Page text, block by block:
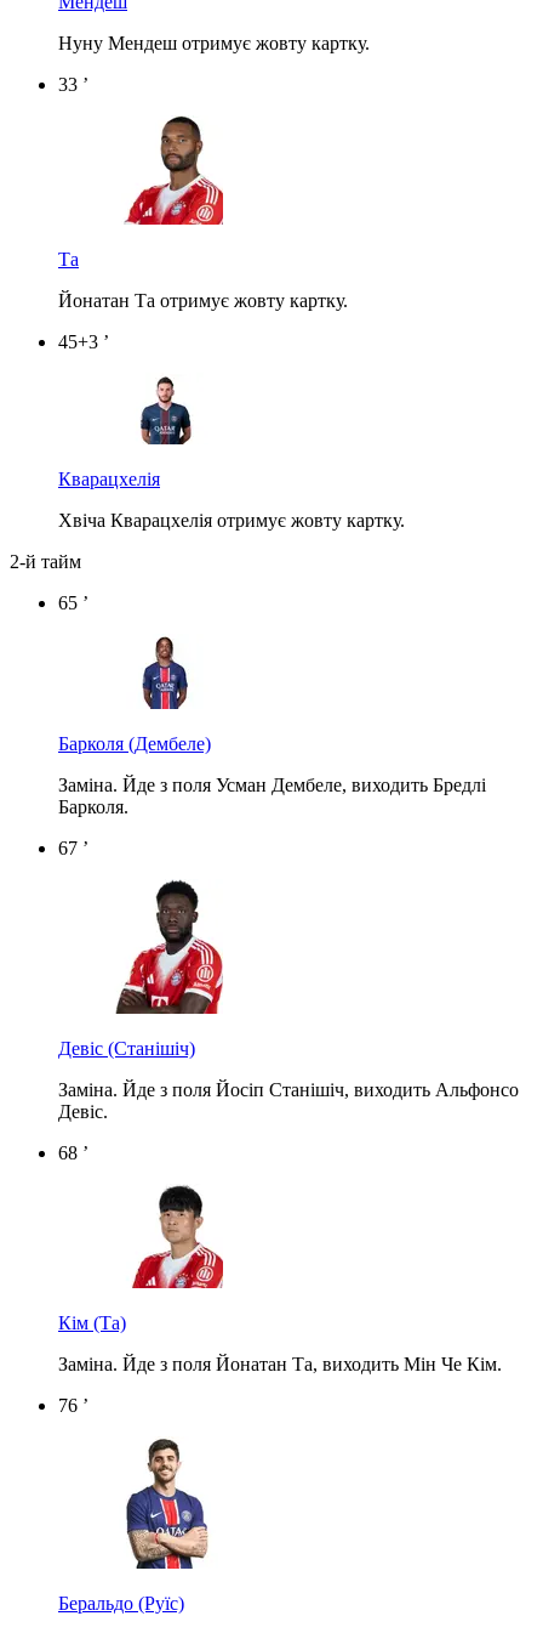
Нуну Мендеш отримує жовту картку.
33 ’
Та
Йонатан Та отримує жовту картку.
45+3 ’
Кварацхелія
Хвіча Кварацхелія отримує жовту картку.
2-й тайм
65 ’
Барколя (Дембеле)
Заміна. Йде з поля Усман Дембеле, виходить Бредлі
Барколя.
67 ’
Девіс (Станішіч)
Заміна. Йде з поля Йосіп Станішіч, виходить Альфонсо
Девіс.
68 ’
Кім (Та)
Заміна. Йде з поля Йонатан Та, виходить Мін Че Кім.
76 ’
Беральдо (Руїс)